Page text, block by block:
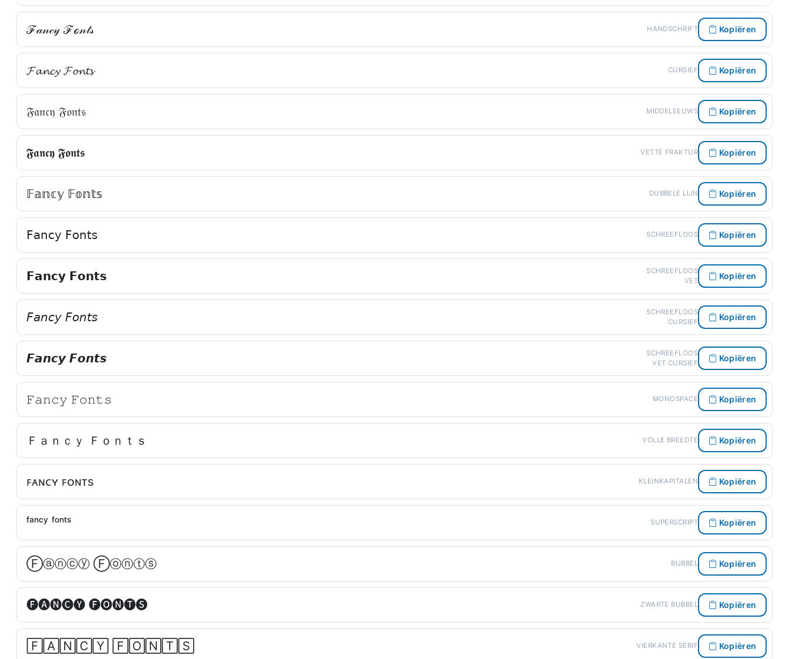
ℱ𝒶𝓃𝒸𝓎 ℱℴ𝓃𝓉𝓈 HANDSCHRIFT Kopiëren
𝓕𝓪𝓷𝓬𝔂 𝓕𝓸𝓷𝓽𝓼 CURSIEF Kopiëren
𝔉𝔞𝔫𝔠𝔶 𝔉𝔬𝔫𝔱𝔰 MIDDELEEUWS Kopiëren
𝕱𝖆𝖓𝖈𝖞 𝕱𝖔𝖓𝖙𝖘 VETTE FRAKTUR Kopiëren
𝔽𝕒𝕟𝕔𝕪 𝔽𝕠𝕟𝕥𝕤 DUBBELE LIJN Kopiëren
𝖥𝖺𝗇𝖼𝗒 𝖥𝗈𝗇𝗍𝗌 SCHREEFLOOS Kopiëren
𝗙𝗮𝗻𝗰𝘆 𝗙𝗼𝗻𝘁𝘀
SCHREEFLOOS
VET
Kopiëren
𝘍𝘢𝘯𝘤𝘺 𝘍𝘰𝘯𝘵𝘴
SCHREEFLOOS
CURSIEF
Kopiëren
𝙁𝙖𝙣𝙘𝙮 𝙁𝙤𝙣𝙩𝙨
SCHREEFLOOS
VET CURSIEF
Kopiëren
𝙵𝚊𝚗𝚌𝚢 𝙵𝚘𝚗𝚝𝚜 MONOSPACE Kopiëren
Ｆａｎｃｙ Ｆｏｎｔｓ VOLLE BREEDTE Kopiëren
ꜰᴀɴᴄʏ ꜰᴏɴᴛs KLEINKAPITALEN Kopiëren
ᶠᵃⁿᶜʸ ᶠᵒⁿᵗˢ SUPERSCRIPT Kopiëren
Ⓕⓐⓝⓒⓨ Ⓕⓞⓝⓣⓢ BUBBEL Kopiëren
🅕🅐🅝🅒🅨 🅕🅞🅝🅣🅢 ZWARTE BUBBEL Kopiëren
🄵🄰🄽🄲🅈 🄵🄾🄽🅃🅂 VIERKANTE SERIF Kopiëren